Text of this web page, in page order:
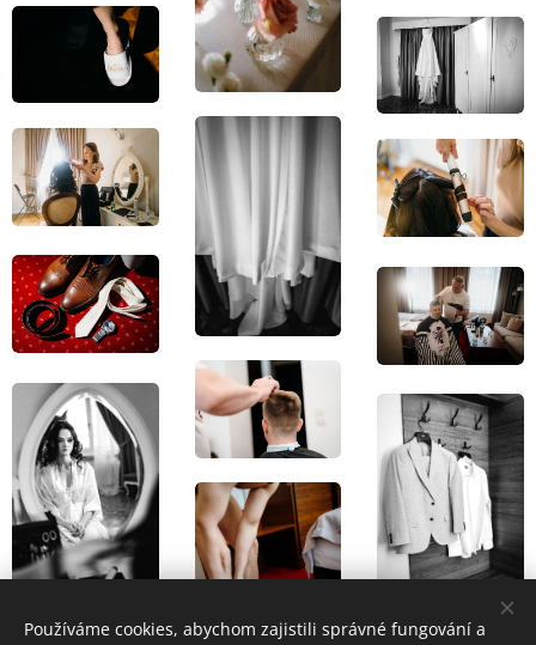
Používáme cookies, abychom zajistili správné fungování a